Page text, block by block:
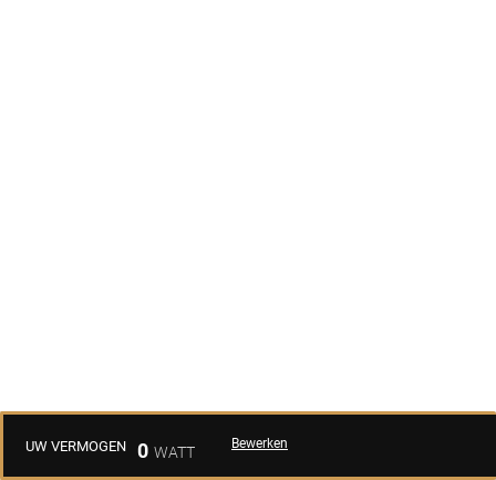
UW VERMOGEN 0 Bewerken